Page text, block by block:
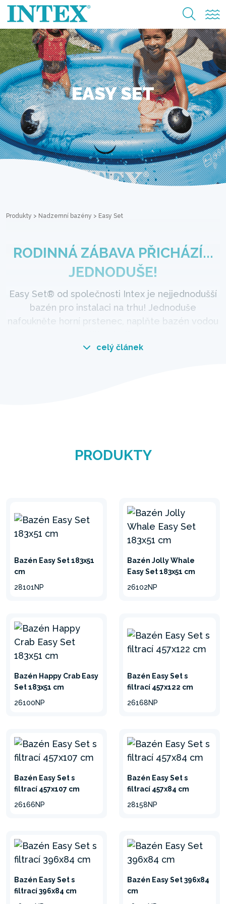
EASY SET
Produkty > Nadzemní bazény > Easy Set
RODINNÁ ZÁBAVA PŘICHÁZÍ...
JEDNODUŠE!
Easy Set® od společnosti Intex je nejjednodušší
bazén pro instalaci na trhu! Jednoduše
nafoukněte horní prstenec, naplňte bazén vodou
celý článek
PVC materiálu.
VYBALIT,
NAFOUKNOUT A
NAPLNIT
Neuvěřitelně snadné
Jednoduše rozložte fólii na
bazén vodou.
PRODUKTY
Bazén Easy Set 183x51
cm
28101NP
Bazén Jolly Whale
Easy Set 183x51 cm
26102NP
Bazén Happy Crab Easy
Set 183x51 cm
26100NP
Bazén Easy Set s
filtrací 457x122 cm
26168NP
Bazén Easy Set s
filtrací 457x107 cm
26166NP
Bazén Easy Set s
filtrací 457x84 cm
28158NP
Bazén Easy Set s
filtrací 396x84 cm
Bazén Easy Set 396x84
cm